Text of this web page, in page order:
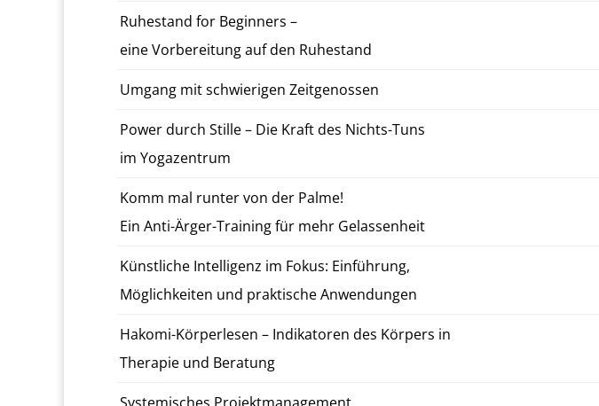
Ruh­e­s­tand for Be­gin­ners –
eine Vor­bere­itung auf den Ruh­e­s­tand
Umgang mit schwieri­gen Zeitgenossen
Power durch Stille – Die Kraft des Nicht­s-­Tuns
im Yo­gazen­trum
Komm mal runter von der Palme!
Ein An­ti-Ärg­er-­Train­ing für mehr Gelassen­heit
Kün­stliche In­tel­li­genz im Fokus: Ein­führung,
Möglichkeit­en und prak­tis­che An­wen­dun­gen
Hakomi-Kör­per­lesen – In­dika­toren des Kör­pers in
Ther­a­pie und Be­ratung